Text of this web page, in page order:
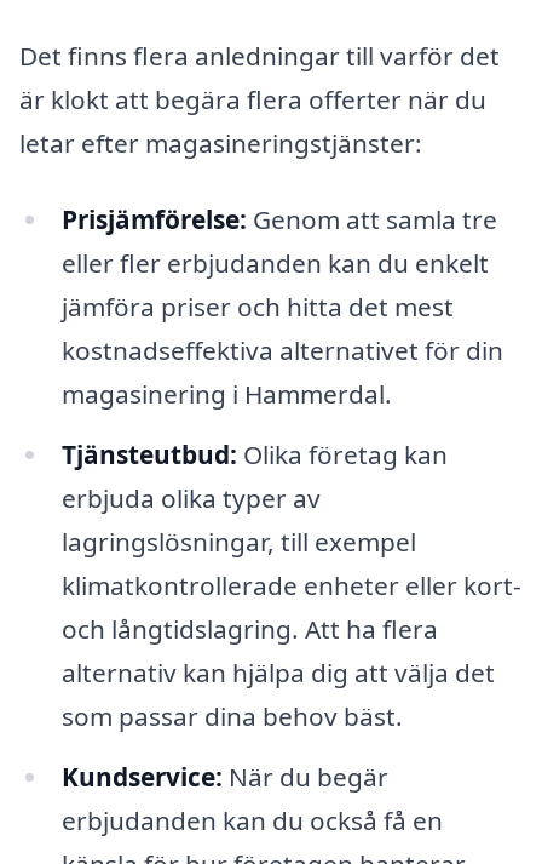
Det finns flera anledningar till varför det
är klokt att begära flera offerter när du
letar efter magasineringstjänster:
Prisjämförelse: Genom att samla tre
eller fler erbjudanden kan du enkelt
jämföra priser och hitta det mest
kostnadseffektiva alternativet för din
magasinering i Hammerdal.
Tjänsteutbud: Olika företag kan
erbjuda olika typer av
lagringslösningar, till exempel
klimatkontrollerade enheter eller kort-
och långtidslagring. Att ha flera
alternativ kan hjälpa dig att välja det
som passar dina behov bäst.
Kundservice: När du begär
erbjudanden kan du också få en